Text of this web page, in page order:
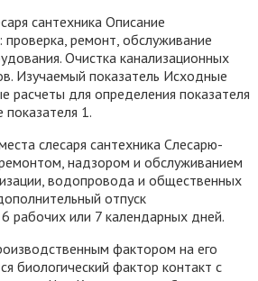
сантехника Описание
ремонт, обслуживание
Очистка канализационных
Изучаемый показатель Исходные
расчеты для определения показателя
1.
слесаря сантехника Слесарю-
надзором и обслуживанием
водопровода и общественных
отпуск
рабочих или 7 календарных дней.
фактором на его
биологический фактор контакт с